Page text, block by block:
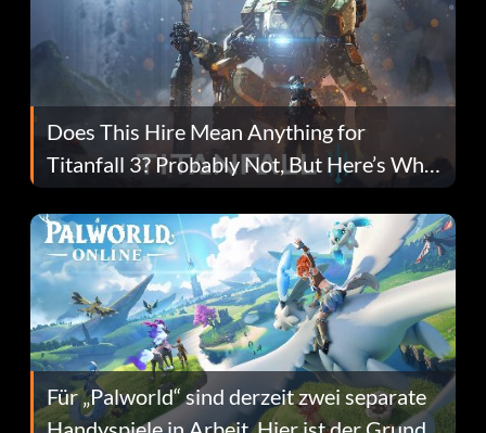
Does This Hire Mean Anything for
Titanfall 3? Probably Not, But Here’s Why
Fans Are Hopeful
Für „Palworld“ sind derzeit zwei separate